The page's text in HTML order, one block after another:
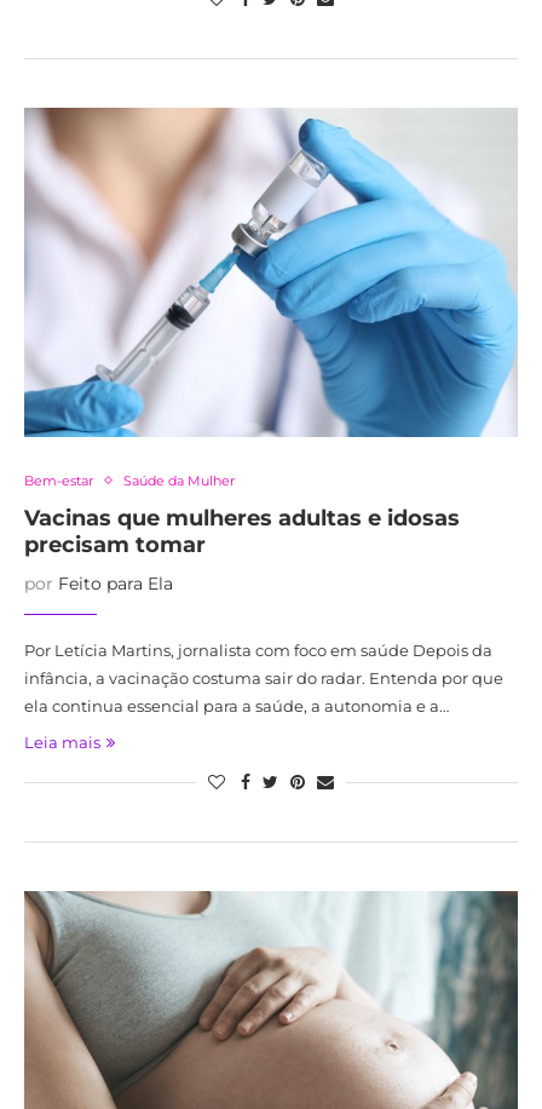
Bem-estar Saúde da Mulher
Vacinas que mulheres adultas e idosas
precisam tomar
por Feito para Ela
Por Letícia Martins, jornalista com foco em saúde Depois da
infância, a vacinação costuma sair do radar. Entenda por que
ela continua essencial para a saúde, a autonomia e a…
Leia mais